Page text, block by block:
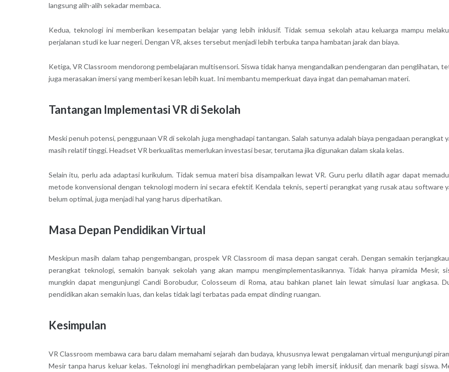
langsung alih-alih sekadar membaca.
Kedua, teknologi ini memberikan kesempatan belajar yang lebih inklusif. Tidak semua sekolah atau keluarga mampu
perjalanan studi ke luar negeri. Dengan VR, akses tersebut menjadi lebih terbuka tanpa hambatan jarak dan biaya.
Ketiga, VR Classroom mendorong pembelajaran multisensori. Siswa tidak hanya mengandalkan pendengaran dan penglihatan,
juga merasakan imersi yang memberi kesan lebih kuat. Ini membantu memperkuat daya ingat dan pemahaman materi.
Tantangan Implementasi VR di Sekolah
Meski penuh potensi, penggunaan VR di sekolah juga menghadapi tantangan. Salah satunya adalah biaya pengadaan perangkat
masih relatif tinggi. Headset VR berkualitas memerlukan investasi besar, terutama jika digunakan dalam skala kelas.
Selain itu, perlu ada adaptasi kurikulum. Tidak semua materi bisa disampaikan lewat VR. Guru perlu dilatih agar dapat
metode konvensional dengan teknologi modern ini secara efektif. Kendala teknis, seperti perangkat yang rusak atau software
belum optimal, juga menjadi hal yang harus diperhatikan.
Masa Depan Pendidikan Virtual
Meskipun masih dalam tahap pengembangan, prospek VR Classroom di masa depan sangat cerah. Dengan semakin
perangkat teknologi, semakin banyak sekolah yang akan mampu mengimplementasikannya. Tidak hanya piramida Mesir,
mungkin dapat mengunjungi Candi Borobudur, Colosseum di Roma, atau bahkan planet lain lewat simulasi luar angkasa.
pendidikan akan semakin luas, dan kelas tidak lagi terbatas pada empat dinding ruangan.
Kesimpulan
VR Classroom membawa cara baru dalam memahami sejarah dan budaya, khususnya lewat pengalaman virtual mengunjungi
Mesir tanpa harus keluar kelas. Teknologi ini menghadirkan pembelajaran yang lebih imersif, inklusif, dan menarik bagi siswa.